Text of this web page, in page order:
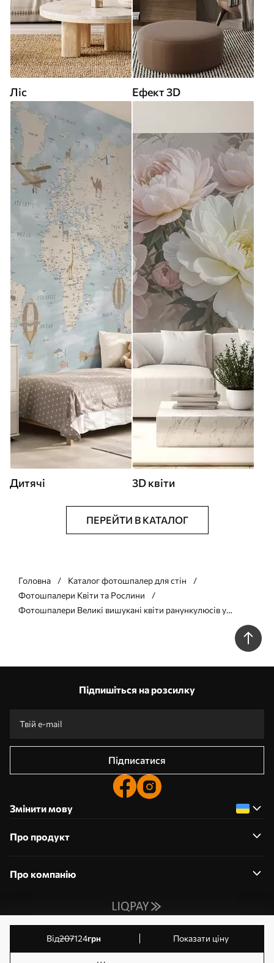
від207124грн Показати ціну
Ліс Ефект 3D
Дитячі 3D квіти
ПЕРЕЙТИ В КАТАЛОГ
Головна
Каталог фотошпалер для стін
Фотошпалери Квіти та Рослини
Фотошпалери Великі вишукані квіти ранункулюсів у
Підпишіться на розсилку
Підписатися
Змінити мову
Про продукт
Про компанію
Редагування дозволів на файли cookie